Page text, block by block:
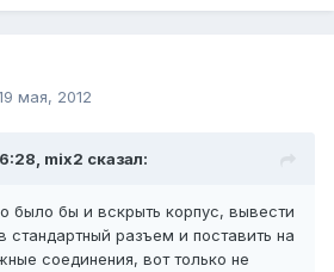
мая, 2012
mix2 сказал:
было бы и вскрыть корпус, вывести
стандартный разъем и поставить на
соединения, вот только не